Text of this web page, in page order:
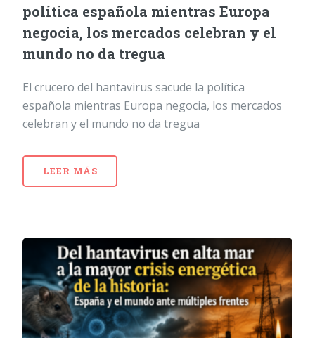
política española mientras Europa
negocia, los mercados celebran y el
mundo no da tregua
El crucero del hantavirus sacude la política
española mientras Europa negocia, los mercados
celebran y el mundo no da tregua
LEER MÁS